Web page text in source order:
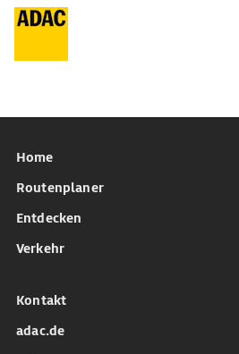
Home
Routenplaner
Entdecken
Verkehr
Kontakt
adac.de